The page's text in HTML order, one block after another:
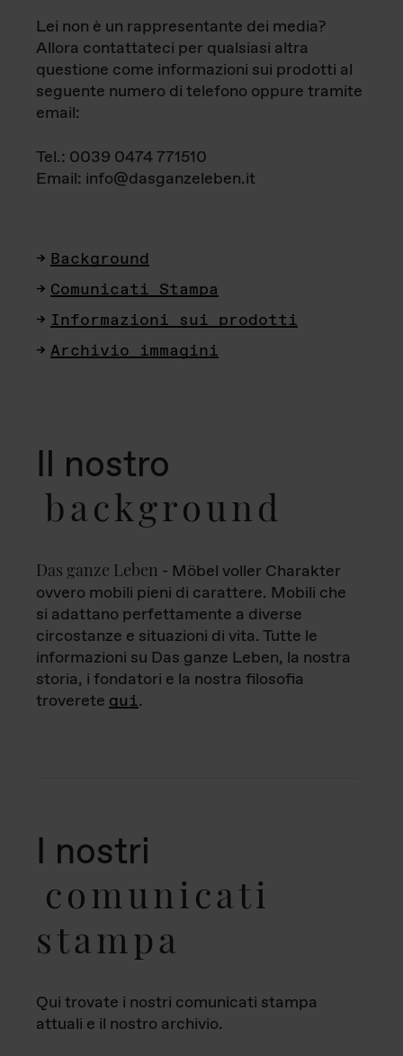
Lei non è un rappresentante dei media?
Allora contattateci per qualsiasi altra
questione come informazioni sui prodotti al
seguente numero di telefono oppure tramite
email:
Tel.: 0039 0474 771510
Email: info@dasganzeleben.it
Background
Comunicati Stampa
Informazioni sui prodotti
Archivio immagini
Il nostro
background
Das ganze Leben - Möbel voller Charakter
ovvero mobili pieni di carattere. Mobili che
si adattano perfettamente a diverse
circostanze e situazioni di vita. Tutte le
informazioni su Das ganze Leben, la nostra
storia, i fondatori e la nostra filosofia
troverete qui.
I nostri
comunicati
stampa
Qui trovate i nostri comunicati stampa
attuali e il nostro archivio.